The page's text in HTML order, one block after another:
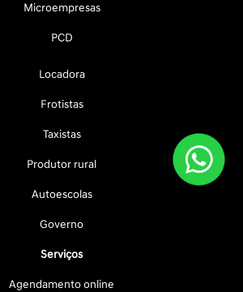
Microempresas
PCD
Locadora
Frotistas
Taxistas
Produtor rural
Autoescolas
Governo
Serviços
Agendamento online